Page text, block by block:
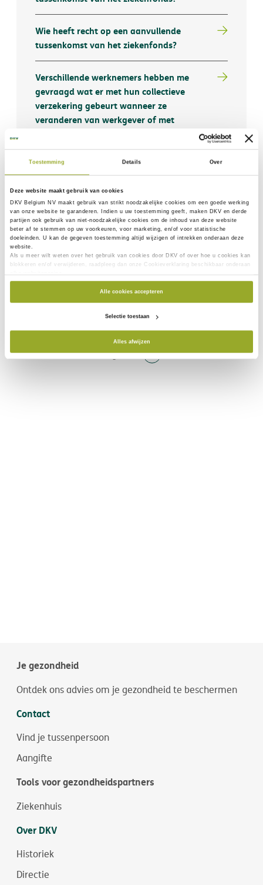
Toestemming Details Over
Deze website maakt gebruik van cookies
DKV Belgium NV maakt gebruik van strikt noodzakelijke cookies om een goede werking
van onze website te garanderen. Indien u uw toestemming geeft, maken DKV en derde
partijen ook gebruik van niet-noodzakelijke cookies om de inhoud van deze website
beter af te stemmen op uw voorkeuren, voor marketing, en/of voor statistische
doeleinden. U kan de gegeven toestemming altijd wijzigen of intrekken onderaan deze
website.
Als u meer wilt weten over het gebruik van cookies door DKV of over hoe u cookies kan
blokkeren en/of verwijderen, raadpleeg dan onze Cookieverklaring beschikbaar onderaan
Alle cookies accepteren
Selectie toestaan
Alles afwijzen
Wie heeft recht op een aanvullende
tussenkomst van het ziekenfonds?
Verschillende werknemers hebben me
gevraagd wat er met hun collectieve
verzekering gebeurt wanneer ze
veranderen van werkgever of met
Wat zijn Zware Ziekten bepaald in de
DKV-verzekeringen?
We bieden onze medewerkers op dit
ogenblik enkel een
hospitalisatieverzekering. Welke
bijkomende dekking kan interessant zijn?
Hoe kan ik personen toevoegen aan mijn
verzekering?
Pagina 1
Je gezondheid
Ontdek ons advies om je gezondheid te beschermen
Contact
Vind je tussenpersoon
Aangifte
Tools voor gezondheidspartners
Ziekenhuis
Over DKV
Historiek
Directie